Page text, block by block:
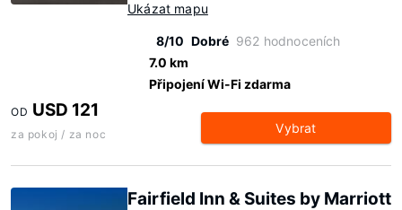
Ukázat mapu
8/10 Dobré 962 hodnoceních
7.0 km
Připojení Wi-Fi zdarma
OD USD 121
za pokoj / za noc Vybrat
Fairfield Inn & Suites by Marriott